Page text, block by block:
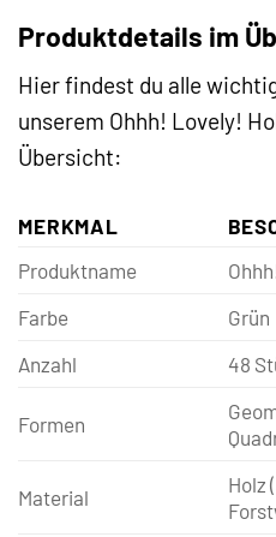
Produktdetails im
Hier findest du alle
unserem Ohhh! Lovely!
Übersicht:
MERKMAL
Produktname
Farbe
Grün
Anzahl
48
Formen
Material
Holz